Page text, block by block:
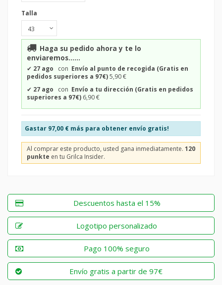
Talla
Haga su pedido ahora y te lo
enviaremos......
✔ 27 ago con Envío al punto de recogida (Gratis en
pedidos superiores a 97€)5,90 €
✔ 27 ago con Envío a tu dirección (Gratis en pedidos
superiores a 97€) 6,90 €
Gastar 97,00 € más para obtener envío gratis!
Al comprar este producto, usted gana inmediatamente. 120
punkte en tu Grilca Insider.
Descuentos hasta el 15%
Logotipo personalizado
Pago 100% seguro
Envío gratis a partir de 97€